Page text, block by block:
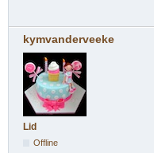
kymvanderveeke
Lid
Offline